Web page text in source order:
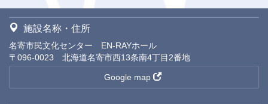
施設名称・住所
名寄市民文化センター EN-RAYホール
〒096-0023 北海道名寄市西13条南4丁目2番地
Google map